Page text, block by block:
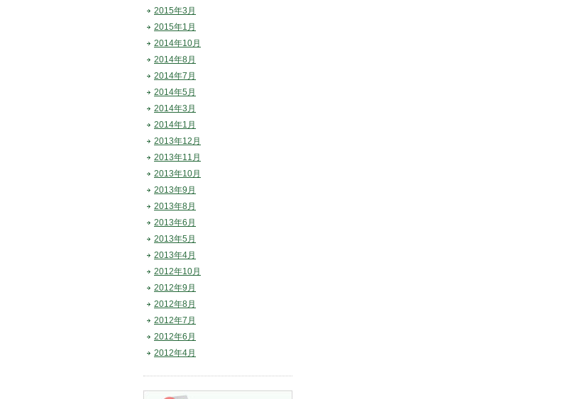
2015年3月
2015年1月
2014年10月
2014年8月
2014年7月
2014年5月
2014年3月
2014年1月
2013年12月
2013年11月
2013年10月
2013年9月
2013年8月
2013年6月
2013年5月
2013年4月
2012年10月
2012年9月
2012年8月
2012年7月
2012年6月
2012年4月